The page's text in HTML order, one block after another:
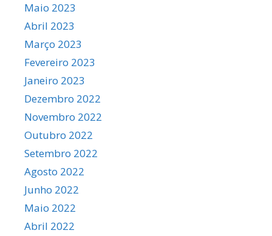
Maio 2023
Abril 2023
Março 2023
Fevereiro 2023
Janeiro 2023
Dezembro 2022
Novembro 2022
Outubro 2022
Setembro 2022
Agosto 2022
Junho 2022
Maio 2022
Abril 2022